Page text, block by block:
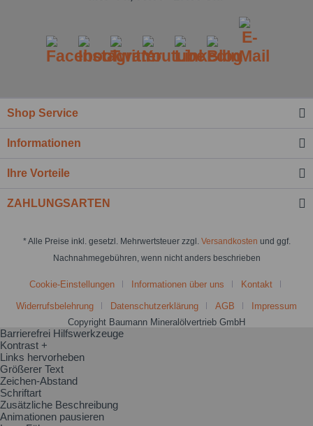
Shop Service
Informationen
Ihre Vorteile
ZAHLUNGSARTEN
* Alle Preise inkl. gesetzl. Mehrwertsteuer zzgl. Versandkosten und ggf.
Nachnahmegebühren, wenn nicht anders beschrieben
Cookie-Einstellungen Informationen über uns Kontakt
Widerrufsbelehrung Datenschutzerklärung AGB
Impressum
Copyright Baumann Mineralölvertrieb GmbH
Barrierefrei Hilfswerkzeuge
Kontrast +
Links hervorheben
Größerer Text
Zeichen-Abstand
Schriftart
Zusätzliche Beschreibung
Animationen pausieren